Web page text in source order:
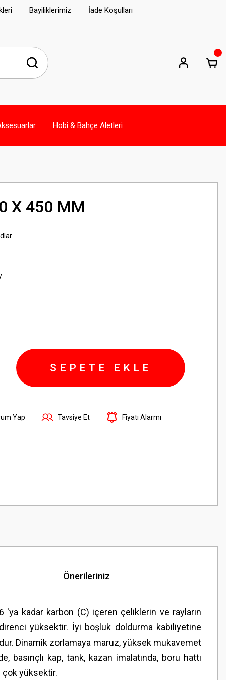
Bayiliklerimiz İade Koşulları
Hobi & Bahçe Aletleri
X 450 MM
SEPETE EKLE
Yap Tavsiye Et Fiyatı Alarmı
Önerileriniz
kadar karbon (C) içeren çeliklerin ve rayların
yüksektir. İyi boşluk doldurma kabiliyetine
Dinamik zorlamaya maruz, yüksek mukavemet
kap, tank, kazan imalatında, boru hattı
çok yüksektir.